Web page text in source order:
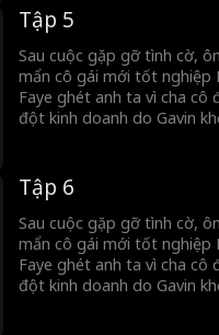
hôn, và dù cô cố gắng đẩy
dần yêu anh...
Tập 5
Sau cuộc gặp gỡ tình cờ,
mẩn cô gái mới tốt nghiệp
Faye ghét anh ta vì cha cô
đột kinh doanh do Gavin
hôn, và dù cô cố gắng đẩy
dần yêu anh...
Tập 6
Sau cuộc gặp gỡ tình cờ,
mẩn cô gái mới tốt nghiệp
Faye ghét anh ta vì cha cô
đột kinh doanh do Gavin